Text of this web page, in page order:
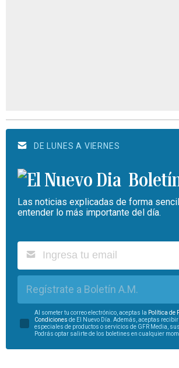
DE LUNES A VIERNES
Las noticias explicadas de forma
entender lo más importante del día.
Regístrate a Boletín A.M.
Al someter tu correo electrónico, aceptas la Política de
Condiciones de El Nuevo Día. Además, aceptas
especiales de productos o servicios de GFR Media,
Podrás optar salirte de los boletines en cualquier